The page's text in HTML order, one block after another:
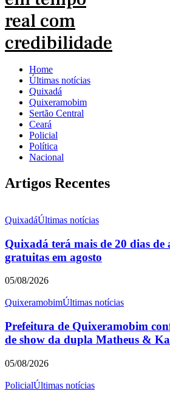
Home
Últimas notícias
Quixadá
Quixeramobim
Sertão Central
Ceará
Policial
Política
Nacional
Artigos Recentes
QuixadáÚltimas notícias
Quixadá terá mais de 20 dias de
gratuitas em agosto
05/08/2026
QuixeramobimÚltimas notícias
Prefeitura de Quixeramobim
de show da dupla Matheus &
05/08/2026
PolicialÚltimas notícias